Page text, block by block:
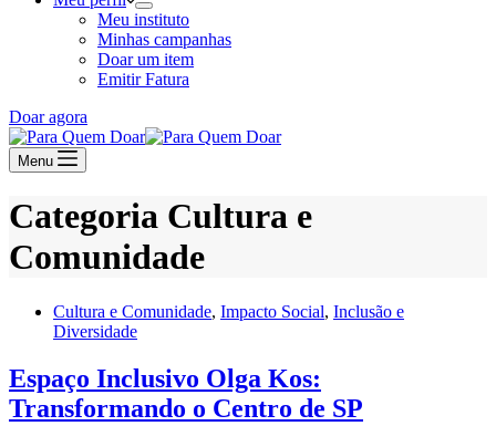
Meu instituto
Minhas campanhas
Doar um item
Emitir Fatura
Doar agora
Menu
Categoria Cultura e
Comunidade
Cultura e Comunidade, Impacto Social, Inclusão e
Diversidade
Espaço Inclusivo Olga Kos:
Transformando o Centro de SP